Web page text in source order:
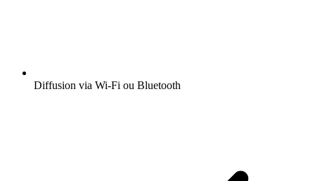
Diffusion via Wi-Fi ou Bluetooth